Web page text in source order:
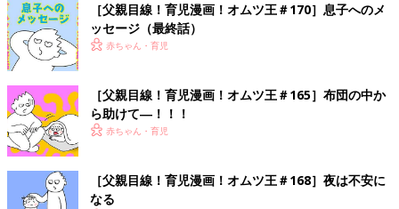
［父親目線！育児漫画！オムツ王＃170］息子へのメ
ッセージ（最終話）
赤ちゃん・育児
［父親目線！育児漫画！オムツ王＃165］布団の中か
ら助けて―！！！
赤ちゃん・育児
［父親目線！育児漫画！オムツ王＃168］夜は不安に
なる